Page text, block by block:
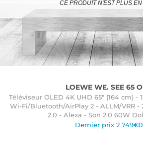
CE PRODUIT N'EST PLUS
LOEWE WE. SEE 65
Téléviseur OLED 4K UHD 65" (164 cm) -
Wi-Fi/Bluetooth/AirPlay 2 - ALLM/VRR -
2.0 - Alexa - Son 2.0 60W
Dernier prix 2